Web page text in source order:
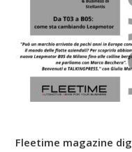
Fleetime magazine